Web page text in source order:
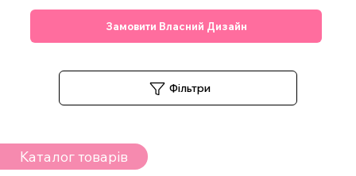
Замовити Власний Дизайн
Фільтри
Каталог товарів